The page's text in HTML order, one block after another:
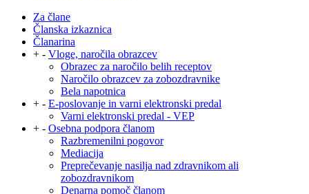
Za člane
Članska izkaznica
Članarina
+ - Vloge, naročila obrazcev
Obrazec za naročilo belih receptov
Naročilo obrazcev za zobozdravnike
Bela napotnica
+ - E-poslovanje in varni elektronski predal
Varni elektronski predal - VEP
+ - Osebna podpora članom
Razbremenilni pogovor
Mediacija
Preprečevanje nasilja nad zdravnikom ali
zobozdravnikom
Denarna pomoč članom